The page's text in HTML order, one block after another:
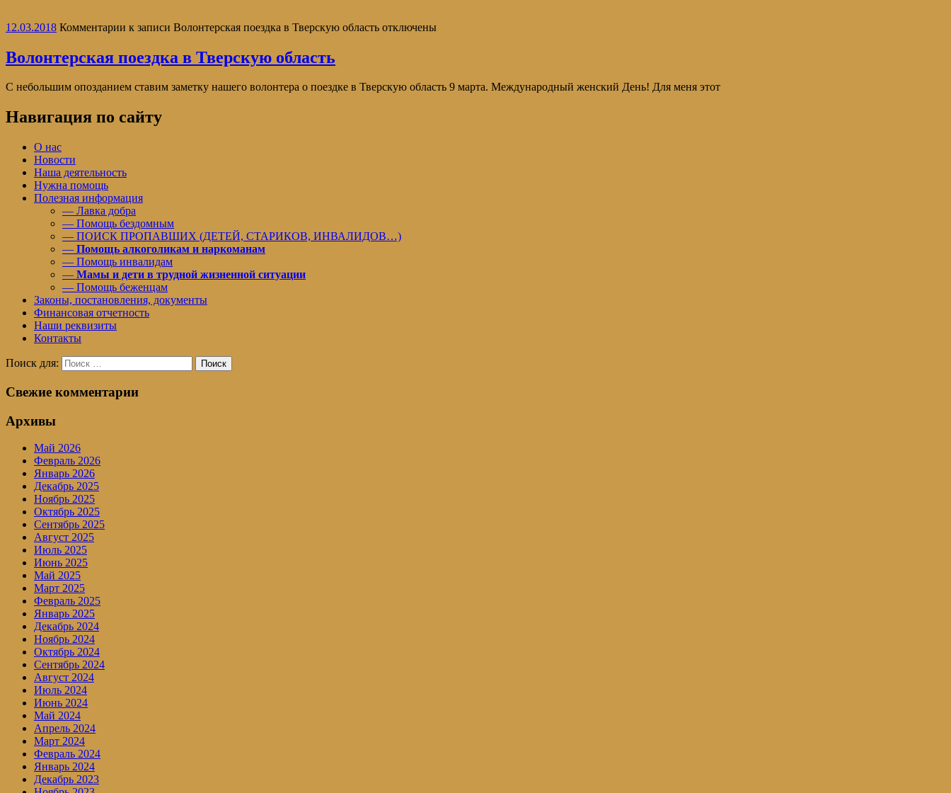
12.03.2018 Комментарии к записи Волонтерская поездка в Тверскую область отключены
Волонтерская поездка в Тверскую область
С небольшим опозданием ставим заметку нашего волонтера о поездке в Тверскую область 9 марта. Международный женский День! Для меня этот
Навигация по сайту
О нас
Новости
Наша деятельность
Нужна помощь
Полезная информация
— Лавка добра
— Помощь бездомным
— ПОИСК ПРОПАВШИХ (ДЕТЕЙ, СТАРИКОВ, ИНВАЛИДОВ…)
— Помощь алкоголикам и наркоманам
— Помощь инвалидам
— Мамы и дети в трудной жизненной ситуации
— Помощь беженцам
Законы, постановления, документы
Финансовая отчетность
Наши реквизиты
Контакты
Поиск для: Поиск
Свежие комментарии
Архивы
Май 2026
Февраль 2026
Январь 2026
Декабрь 2025
Ноябрь 2025
Октябрь 2025
Сентябрь 2025
Август 2025
Июль 2025
Июнь 2025
Май 2025
Март 2025
Февраль 2025
Январь 2025
Декабрь 2024
Ноябрь 2024
Октябрь 2024
Сентябрь 2024
Август 2024
Июль 2024
Июнь 2024
Май 2024
Апрель 2024
Март 2024
Февраль 2024
Январь 2024
Декабрь 2023